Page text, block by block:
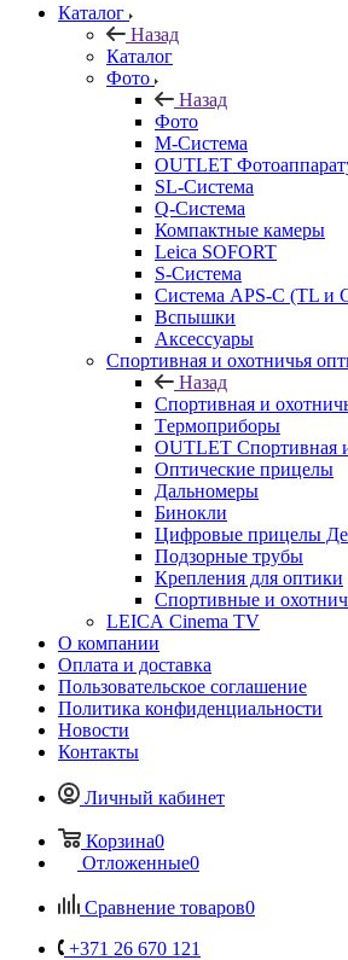
Каталог
Назад
Каталог
Фото
Назад
Фото
M-Система
OUTLET
SL-Система
Q-Cистема
Компактные камеры
Leica SOFORT
S-Система
Система APS-C (TL и
Вспышки
Аксессуары
Спортивная и охотничья
Назад
Спортивная и
Tермоприборы
OUTLET Спортивная
Оптические прицелы
Дальномеры
Бинокли
Цифровые прицелы
Подзорные трубы
Крепления для оптики
Спортивные и
LEICA Cinema TV
О компании
Оплата и доставка
Пользовательское соглашение
Политика конфиденциальности
Новости
Контакты
Личный кабинет
Корзина0
Отложенные0
Сравнение товаров0
+371 26 670 121